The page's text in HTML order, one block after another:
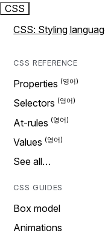
CSS
CSS: Styling
CSS REFERENCE
Properties
Selectors
At-rules
Values
See all…
CSS GUIDES
Box model
Animations